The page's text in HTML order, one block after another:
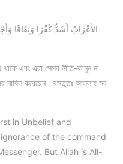
এবং এরা সেসব নীতি-কানুন না
নাযিল করেছেন। বস্তুতঃ আল্লাহ সব
in Unbelief and
of the command
But Allah is All-